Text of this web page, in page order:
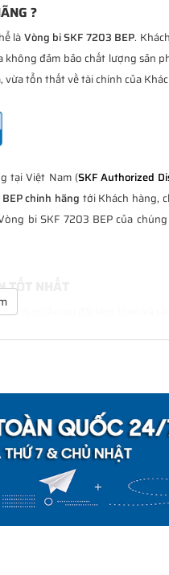
?
làVòng bi SKF 7203 BEP.
đảm bảo chất lượng sản
tổn thất về tài chính của
tại Việt Nam (SKF Authorized
chính hãng tới Khách hàng,
bi SKF 7203 BEP của
NHẤT
với nhiều ưu đãi kèm theo và
đều được bảo hành chính hãng
CHÍNH HÃNG
của sản phẩm. Ngoài ra bạn